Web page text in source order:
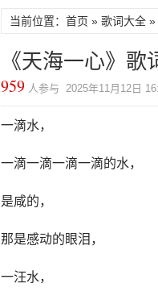
当前位置：首页 » 歌词大全 »
《天海一心》歌
959 人参与 2025年11月12日
一滴水，
一滴一滴一滴一滴的水，
是咸的，
那是感动的眼泪，
一汪水，